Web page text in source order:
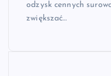
odzysk cennych
zwiększać…